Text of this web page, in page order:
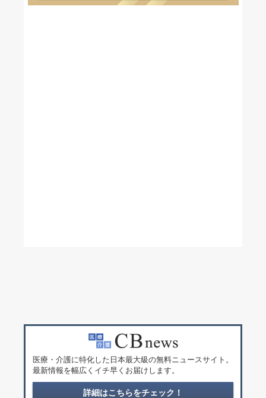
医療・介護に特化した日本最大級の無料ニュースサイト。
最新情報を幅広くイチ早くお届けします。
詳細はこちらをチェック！